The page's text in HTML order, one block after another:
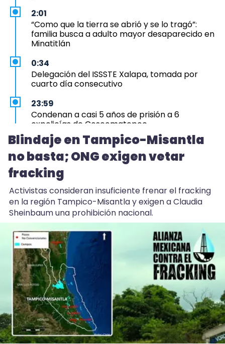
2:01
“Como que la tierra se abrió y se lo tragó”:
familia busca a adulto mayor desaparecido en
Minatitlán
0:34
Delegación del ISSSTE Xalapa, tomada por
cuarto día consecutivo
23:59
Condenan a casi 5 años de prisión a 6
expolicías de Coscomatepec
23:12
Aprueba Congreso Declaraciones de
Procedencia en contra de dos munícipes
Hicimos una propuesta para que Ingenio San
Pedro no cierre: Nahle
22:52
Huevo de EU entra a Veracruz y avicultores
acusan trato desleal
22:44
Blindaje en Tampico-Misantla no basta; ONG
exigen vetar fracking
20:53
Ellos asumirán como alcaldes en Ixhuatlán y
Úrsulo Galván
Blindaje en Tampico-Misantla
no basta; ONG exigen vetar
fracking
Activistas consideran insuficiente frenar el fracking
en la región Tampico-Misantla y exigen a Claudia
Sheinbaum una prohibición nacional.